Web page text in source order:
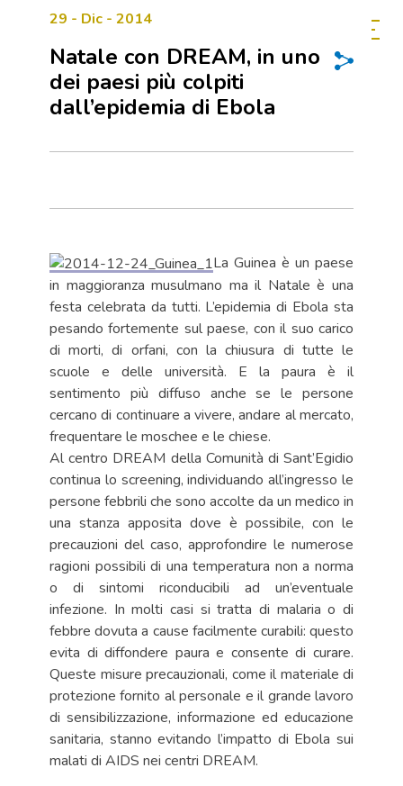
29 - Dic - 2014
Natale con DREAM, in uno
dei paesi più colpiti
dall’epidemia di Ebola
La Guinea è un paese
in maggioranza musulmano ma il Natale è una
festa celebrata da tutti. L’epidemia di Ebola sta
pesando fortemente sul paese, con il suo carico
di morti, di orfani, con la chiusura di tutte le
scuole e delle università. E la paura è il
sentimento più diffuso anche se le persone
cercano di continuare a vivere, andare al mercato,
frequentare le moschee e le chiese.
Al centro DREAM della Comunità di Sant’Egidio
continua lo screening, individuando all’ingresso le
persone febbrili che sono accolte da un medico in
una stanza apposita dove è possibile, con le
precauzioni del caso, approfondire le numerose
ragioni possibili di una temperatura non a norma
o di sintomi riconducibili ad un’eventuale
infezione. In molti casi si tratta di malaria o di
febbre dovuta a cause facilmente curabili: questo
evita di diffondere paura e consente di curare.
Queste misure precauzionali, come il materiale di
protezione fornito al personale e il grande lavoro
di sensibilizzazione, informazione ed educazione
sanitaria, stanno evitando l’impatto di Ebola sui
malati di AIDS nei centri DREAM.